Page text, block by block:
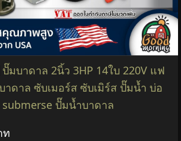
มบาดาล 2นิ้ว 3HP 14ใบ 220V แฟ
าดาล ซับเมอร์ส ซับเมิร์ส ปั๊มน้ำ บ่อ
ปั๊มน้ำบาดาล
ท